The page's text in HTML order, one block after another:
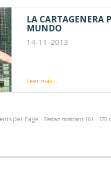
LA CARTAGENERA
MUNDO
14-11-2013
Leer más...
per Page S'estan mostrant 161 - 170